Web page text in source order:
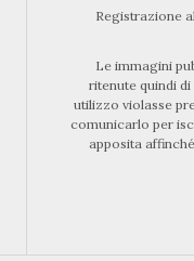
Registrazione
Le immagini
ritenute quindi
utilizzo violasse
comunicarlo per
apposita